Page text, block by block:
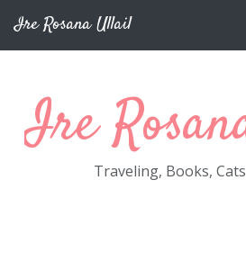
Ire Rosana Ullail
Ire
Traveling, Books,